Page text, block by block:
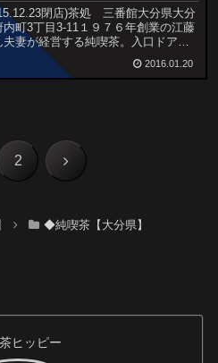
閉店)茶処 三番館大分県大分
内町3丁目3-11１９７６年創業の江藤
夫妻が経営する純喫茶。入口ドア周
ステンドグラスや、落ち着ける大き
ェア。サイホンコーヒーをいただい
2016.01.20
2 次
◆純喫茶【大分県】
ヒッピー